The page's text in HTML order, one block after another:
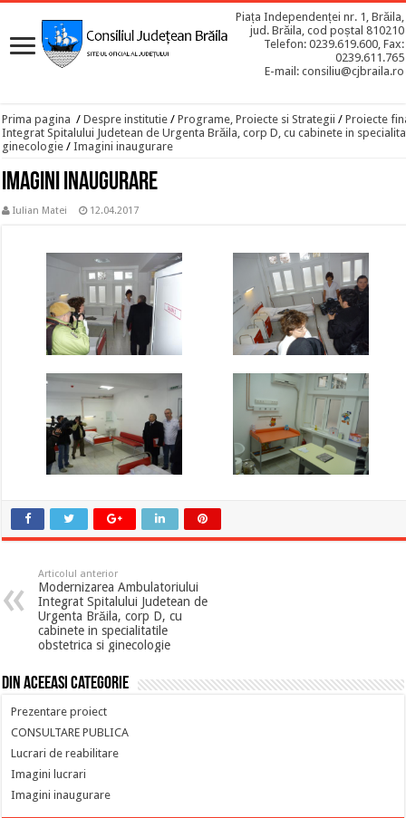
Piața Independenței nr. 1, Brăila,
jud. Brăila, cod poștal 810210
Telefon: 0239.619.600, Fax:
0239.611.765
E-mail: consiliu@cjbraila.ro
Prima pagina / Despre institutie / Programe, Proiecte si Strategii / Proiecte
Integrat Spitalului Judetean de Urgenta Brăila, corp D, cu cabinete in
ginecologie / Imagini inaugurare
Imagini inaugurare
Iulian Matei 12.04.2017
Articolul anterior
Modernizarea Ambulatoriului
Integrat Spitalului Judetean de
Urgenta Brăila, corp D, cu
cabinete in specialitatile
obstetrica si ginecologie
Din aceeasi categorie
Prezentare proiect
CONSULTARE PUBLICA
Lucrari de reabilitare
Imagini lucrari
Imagini inaugurare